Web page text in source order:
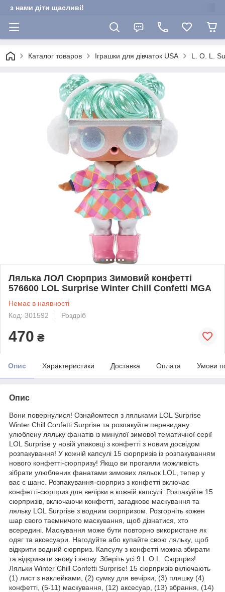
з нами діти щасливі!
Каталог товаров Іграшки для дівчаток USA L. O. L.
Лялька ЛОЛ Сюрприз Зимовий конфетті
576600 LOL Surprise Winter Chill Confetti MGA
Немає в наявності
Код: 301592
Роздріб
470 ₴
Опис Характеристики Доставка Оплата Умови
Опис
Вони повернулися! Ознайомтеся з ляльками LOL Surprise
Winter Chill Confetti Surprise та розпакуйте перевидану
улюблену ляльку фанатів із минулої зимової тематичної серії
LOL Surprise у новій упаковці з конфетті з новим досвідом
розпакування! У кожній капсулі 15 сюрпризів із розпакуванням
нового конфетті-сюрпризу! Якщо ви прогаяли можливість
зібрати улюблених фанатами зимових ляльок LOL, тепер у
вас є шанс. Розпакування-сюрприз з конфетті включає
конфетті-сюрприз для вечірки в кожній капсулі. Розпакуйте 15
сюрпризів, включаючи конфетті, загадкове маскування та
ляльку LOL Surprise з водним сюрпризом. Розгорніть кожен
шар свого таємничого маскування, щоб дізнатися, хто
всередині. Маскування може бути повторно використане як
одяг та аксесуари. Нагодуйте або купайте свою ляльку, щоб
відкрити водний сюрприз. Капсулу з конфетті можна збирати
та відкривати знову і знову. Зберіть усі 9 L.O.L. Сюрприз!
Ляльки Winter Chill Confetti Surprise! 15 сюрпризів включають
(1) лист з наклейками, (2) сумку для вечірки, (3) пляшку (4)
конфетті, (5-11) маскування, (12) аксесуар, (13) вбрання, (14)